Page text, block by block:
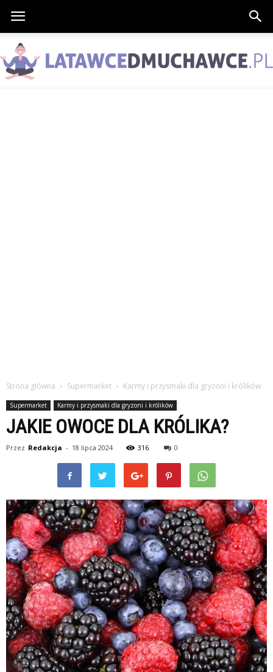
Strona główna Supermarket Karmy i przysmaki dla gryzoni i królików
Supermarket Karmy i przysmaki dla gryzoni i królików
JAKIE OWOCE DLA KRÓLIKA?
Przez Redakcja - 18 lipca 2024 316 0